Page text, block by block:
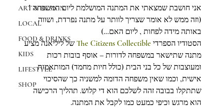
ART & DESIGN
LOCAL
FOOD & DRINKS
KIDS
LIFESTYLE
SHOP
אני חושבת שמצאתי את המתנה המושלמת ליום המשפחה !
(וזה ממש לא אומר שצריך לוותר על מתנה נפרדת, ושווה
באותה מידה לפחות , ליום האם…)
הסטודיו הספרדי
של ליליאנה מציע
מתנה שתישאר במשפחה לדורות – אוסף בובות רכות
ומעוצבות של כל בני הבית (כולל חיות מחמד) המותאמות
אישית, וכמו שאין משפחה הדומה למשניה כך שהסיכוי
שתתקלו בבובה זהה לשלכם הוא די קלוש. תהליך הרכישה
הוא מרגש וכיפי כמעט כמו לקבל את המתנה.